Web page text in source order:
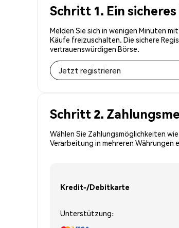
Schritt 1. Ein
Melden Sie sich in wenigen Minuten
Käufe freizuschalten. Die sichere
vertrauenswürdigen Börse.
Jetzt registrieren
Schritt 2.
Wählen Sie Zahlungsmöglichkeiten
Verarbeitung in mehreren Währungen
Kredit-/Debitkarte
Unterstützung: